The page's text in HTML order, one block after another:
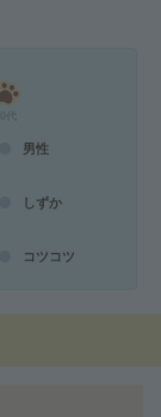
男性
しずか
コツコツ